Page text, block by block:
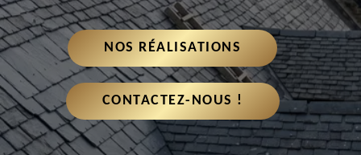
NOS RÉALISATIONS
CONTACTEZ-NOUS !